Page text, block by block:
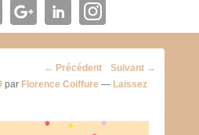
Navigation
des
← Précédent Suivant →
par Florence Coiffure — Laissez